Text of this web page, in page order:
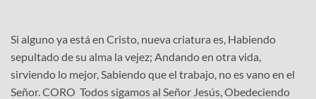
Si alguno ya está en Cristo, nueva criatura es, Habiendo
sepultado de su alma la vejez; Andando en otra vida,
sirviendo lo mejor, Sabiendo que el trabajo, no es vano en el
Señor. CORO Todos sigamos al Señor Jesús, Obedeciendo